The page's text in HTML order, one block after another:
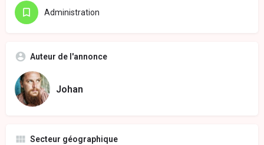
Administration
Auteur de l'annonce
Johan
Secteur géographique